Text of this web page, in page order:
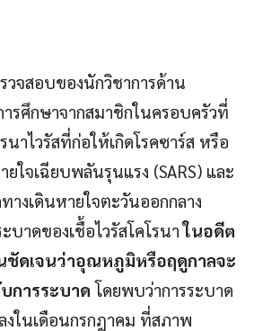
วจสอบของนักวิชาการด้าน
รศึกษาจากสมาชิกในครอบครัวที่
นาไวรัสที่ก่อให้เกิดโรคซาร์ส หรือ
ใจเฉียบพลันรุนแรง (SARS) และ
างเดินหายใจตะวันออกกลาง
บาดของเชื้อไวรัสโคโรนาในอดีต
ชัดเจนว่าอุณหภูมิหรือฤดูกาลจะ
การระบาด โดยพบว่าการระบาด
งในเดือนกรกฎาคม ที่สภาพ